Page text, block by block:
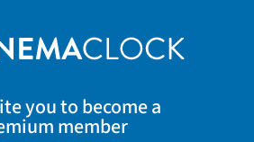
you to become a
member